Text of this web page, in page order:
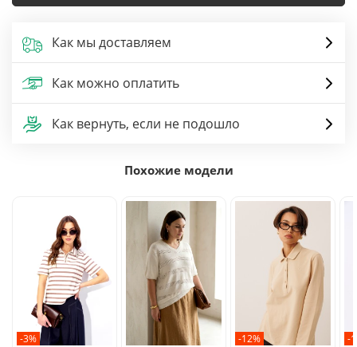
Как мы доставляем
Как можно оплатить
Как вернуть, если не подошло
Похожие модели
-3% -12% -